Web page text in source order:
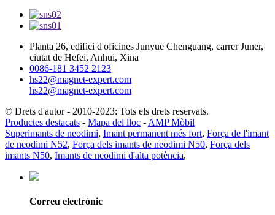
Planta 26, edifici d'oficines Junyue Chenguang, carrer Juner,
ciutat de Hefei, Anhui, Xina
0086-181 3452 2123
hs22@magnet-expert.com
hs22@magnet-expert.com
© Drets d'autor - 2010-2023: Tots els drets reservats.
Productes destacats - Mapa del lloc - AMP Mòbil
Superimants de neodimi, Imant permanent més fort, Força de l'imant
de neodimi N52, Força dels imants de neodimi N50, Força dels
imants N50, Imants de neodimi d'alta potència,
Correu electrònic